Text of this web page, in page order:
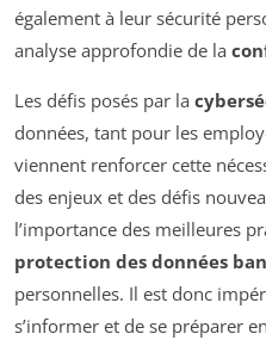
également à leur sécurité
analyse approfondie de la
Les défis posés par la
données, tant pour les
viennent renforcer cette
des enjeux et des défis
l’importance des meilleures
protection des données
personnelles. Il est donc
s’informer et de se préparer